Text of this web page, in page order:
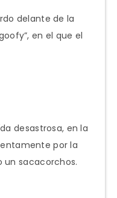
delante de la
en el que el
desastrosa, en la
por la
un sacacorchos.